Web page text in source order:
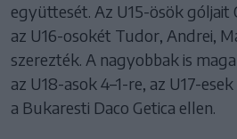
együttesét. Az U15-ösök góljait
az U16-osokét Tudor, Andrei,
szerezték. A nagyobbak is
az U18-asok 4–1-re, az U17-
a Bukaresti Daco Getica ellen.